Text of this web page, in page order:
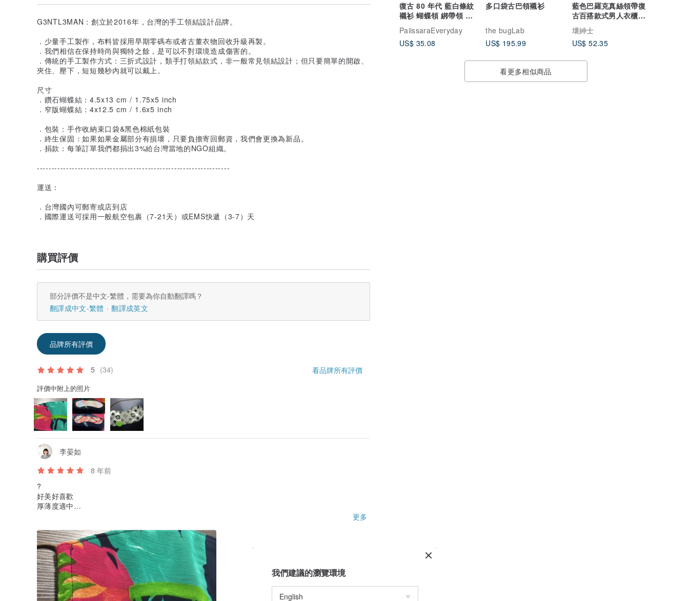
復古 80 年代 藍白條紋
襯衫 蝴蝶領 綁帶領 長
袖 襯衫 S
PaiissaraEveryday
US$ 35.08
多口袋古巴領襯衫
the bugLab
US$ 195.99
藍色巴羅克真絲領帶復
古百搭款式男人衣櫃的
tie
壞紳士
US$ 52.35
看更多相似商品
G3NTL3MAN：創立於2016年，台灣的手工領結設計品牌。
．少量手工製作，布料皆採用早期零碼布或者古董衣物回收升級再製。
．我們相信在保持時尚與獨特之餘，是可以不對環境造成傷害的。
．傳統的手工製作方式：三折式設計，類手打領結款式，非一般常見領結設計；但只要簡單的開啟、
夾住、壓下，短短幾秒內就可以戴上。
尺寸
．鑽石蝴蝶結：4.5x13 cm / 1.75x5 inch
．窄版蝴蝶結：4x12.5 cm / 1.6x5 inch
．包裝：手作收納束口袋&黑色棉紙包裝
．終生保固：如果如果金屬部分有損壞，只要負擔寄回郵資，我們會更換為新品。
．捐款：每筆訂單我們都捐出3%給台灣當地的NGO組織。
------------------------------------------------------------------
運送：
．台灣國內可郵寄或店到店
．國際運送可採用一般航空包裹（7-21天）或EMS快遞（3-7）天
購買評價
部分評價不是中文-繁體，需要為你自動翻譯嗎？
翻譯成中文-繁體
翻譯成英文
品牌所有評價
5 (34) 看品牌所有評價
評價中附上的照片
李晏如
8 年前
?
好美好喜歡
厚薄度適中
更多
我們建議的瀏覽環境